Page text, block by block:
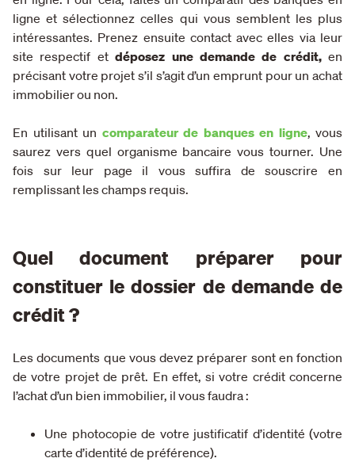
ligne et sélectionnez celles qui vous semblent les plus
intéressantes. Prenez ensuite contact avec elles via leur
site respectif etdéposez une demande de crédit,en
précisant votre projet s’il s’agit d’un emprunt pour un achat
immobilier ou non.
En utilisant un comparateur de banques en ligne, vous
saurez vers quel organisme bancaire vous tourner. Une
fois sur leur page il vous suffira de souscrire en
remplissant les champs requis.
Quel document préparer pour
constituer le dossier de demande de
crédit ?
Les documents que vous devez préparer sont en fonction
de votre projet de prêt. En effet, si votre crédit concerne
l’achat d’un bien immobilier, il vous faudra :
Une photocopie de votre justificatif d’identité (votre
carte d’identité de préférence).